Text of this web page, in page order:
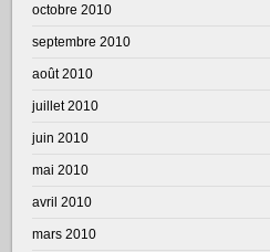
octobre 2010
septembre 2010
août 2010
juillet 2010
juin 2010
mai 2010
avril 2010
mars 2010